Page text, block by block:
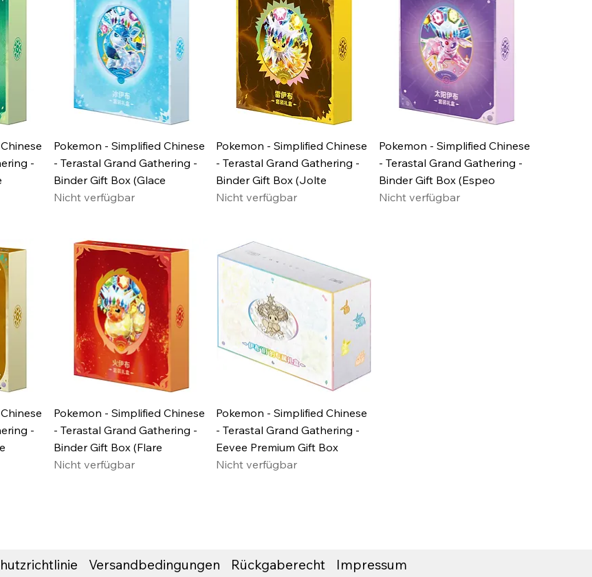
-
Pokemon - Simplified Chinese
- Terastal Grand Gathering -
Binder Gift Box (Glace
Nicht verfügbar
Pokemon - Simplified Chinese
- Terastal Grand Gathering -
Binder Gift Box (Jolte
Nicht verfügbar
Pokemon - Simplified Chinese
- Terastal Grand Gathering -
Binder Gift Box (Espeo
Nicht verfügbar
-
Pokemon - Simplified Chinese
- Terastal Grand Gathering -
Binder Gift Box (Flare
Nicht verfügbar
Pokemon - Simplified Chinese
- Terastal Grand Gathering -
Eevee Premium Gift Box
Nicht verfügbar
Versandbedingungen Rückgaberecht Impressum